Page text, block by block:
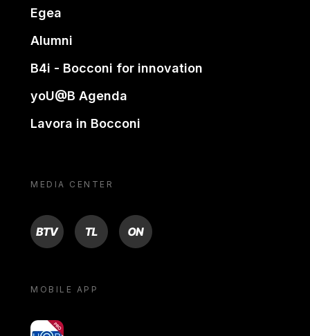
Egea
Alumni
B4i - Bocconi for innovation
yoU@B Agenda
Lavora in Bocconi
MEDIA CENTER
BTV TL ON
MOBILE APP
yoU@B